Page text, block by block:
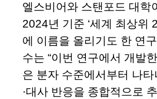
엘스비어와 스탠포드 대학
2024년 기준 ‘세계 최상위
에 이름을 올리기도 한 연
수는 “이번 연구에서 개발
은 분자 수준에서부터 나타
·대사 반응을 종합적으로